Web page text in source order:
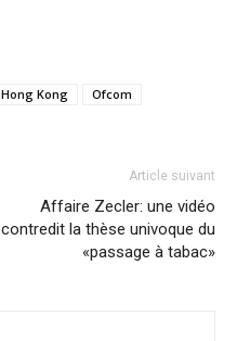
Hong Kong Ofcom
Article suivant
Affaire Zecler: une vidéo
contredit la thèse univoque du
«passage à tabac»